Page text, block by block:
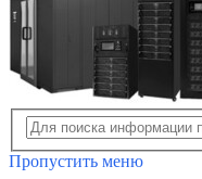
Пропустить меню